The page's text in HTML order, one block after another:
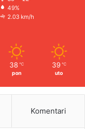
49%
2.03 km/h
38 ℃
pon
39 ℃
uto
Komentari